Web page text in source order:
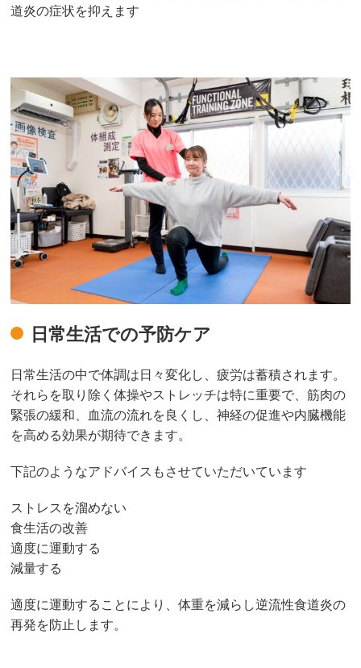
道炎の症状を抑えます
日常生活での予防ケア
日常生活の中で体調は日々変化し、疲労は蓄積されます。
それらを取り除く体操やストレッチは特に重要で、筋肉の
緊張の緩和、血流の流れを良くし、神経の促進や内臓機能
を高める効果が期待できます。
下記のようなアドバイスもさせていただいています
ストレスを溜めない
食生活の改善
適度に運動する
減量する
適度に運動することにより、体重を減らし逆流性食道炎の
再発を防止します。